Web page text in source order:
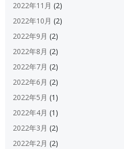
2022年11月 (2)
2022年10月 (2)
2022年9月 (2)
2022年8月 (2)
2022年7月 (2)
2022年6月 (2)
2022年5月 (1)
2022年4月 (1)
2022年3月 (2)
2022年2月 (2)